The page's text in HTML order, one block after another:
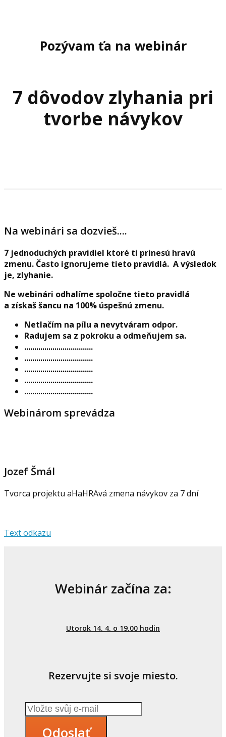
Pozývam ťa na webinár
7 dôvodov zlyhania pri
tvorbe návykov
Na webinári sa dozvieš....
7 jednoduchých pravidiel ktoré ti prinesú hravú
zmenu. Často ignorujeme tieto pravidlá. A výsledok
je, zlyhanie.
Ne webinári odhalíme spoločne tieto pravidlá
a získaš šancu na 100% úspešnú zmenu.
Netlačím na pílu a nevytváram odpor.
Radujem sa z pokroku a odmeňujem sa.
..................................
..................................
..................................
..................................
..................................
Webinárom sprevádza
Jozef Šmál
Tvorca projektu aHaHRAvá zmena návykov za 7 dní
Text odkazu
Webinár začína za:
Utorok 14. 4. o 19.00 hodin
Rezervujte si svoje miesto.
Odoslať